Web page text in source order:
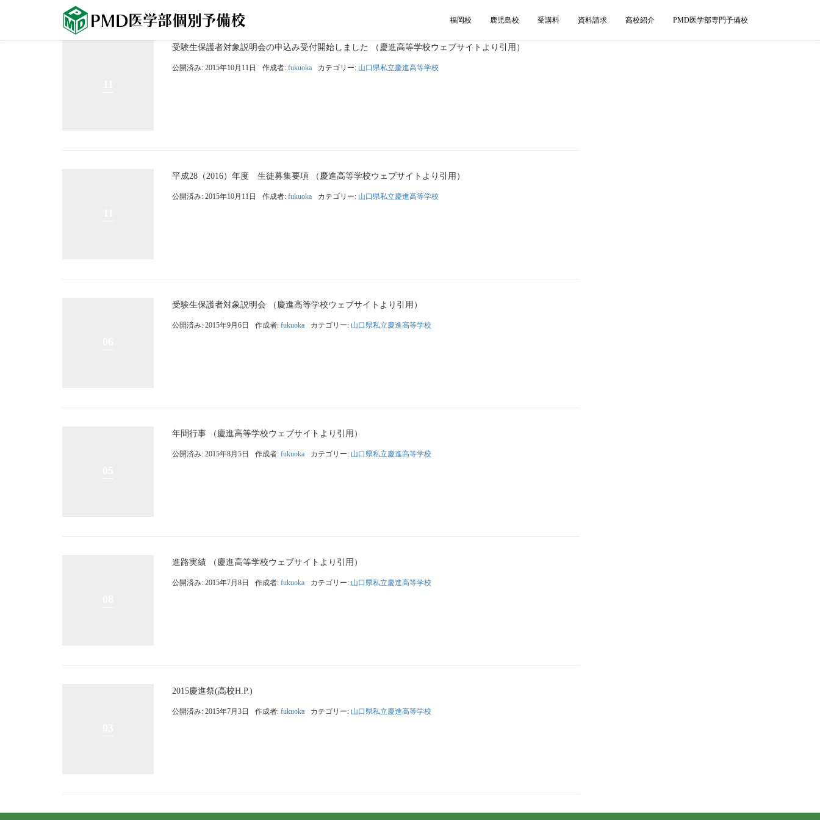
福岡校 鹿児島校 受講料 資料請求 高校紹介 PMD医学部専門予備校
受験生保護者対象説明会の申込み受付開始しました （慶進高等学校ウェブサイトより引用）
公開済み: 2015年10月11日 作成者: fukuoka カテゴリー: 山口県私立慶進高等学校
平成28（2016）年度 生徒募集要項 （慶進高等学校ウェブサイトより引用）
公開済み: 2015年10月11日 作成者: fukuoka カテゴリー: 山口県私立慶進高等学校
受験生保護者対象説明会 （慶進高等学校ウェブサイトより引用）
公開済み: 2015年9月6日 作成者: fukuoka カテゴリー: 山口県私立慶進高等学校
年間行事 （慶進高等学校ウェブサイトより引用）
公開済み: 2015年8月5日 作成者: fukuoka カテゴリー: 山口県私立慶進高等学校
進路実績 （慶進高等学校ウェブサイトより引用）
公開済み: 2015年7月8日 作成者: fukuoka カテゴリー: 山口県私立慶進高等学校
2015慶進祭(高校H.P.)
公開済み: 2015年7月3日 作成者: fukuoka カテゴリー: 山口県私立慶進高等学校